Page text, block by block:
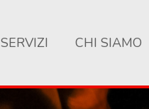
SERVIZI CHI SIAMO